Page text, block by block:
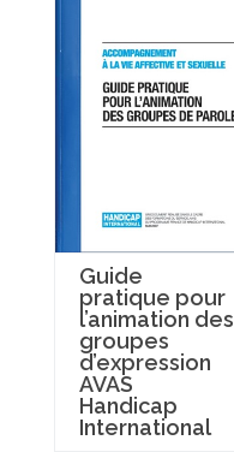
Guide
pratique pour
l’animation des
groupes
d’expression
AVAS
Handicap
International